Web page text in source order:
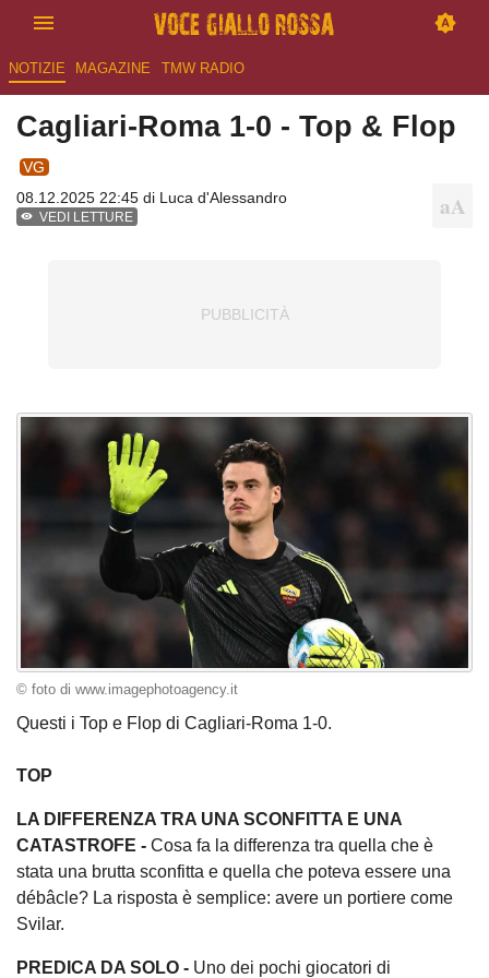
NOTIZIE MAGAZINE TMW RADIO
Cagliari-Roma 1-0 - Top & Flop
VG
08.12.2025 22:45 di Luca d'Alessandro
VEDI LETTURE
© foto di www.imagephotoagency.it
Questi i Top e Flop di Cagliari-Roma 1-0.
TOP
LA DIFFERENZA TRA UNA SCONFITTA E UNA
CATASTROFE - Cosa fa la differenza tra quella che è
stata una brutta sconfitta e quella che poteva essere una
débâcle? La risposta è semplice: avere un portiere come
Svilar.
PREDICA DA SOLO - Uno dei pochi giocatori di